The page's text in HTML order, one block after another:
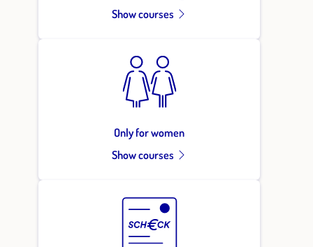
Show courses
Only for women
Show courses